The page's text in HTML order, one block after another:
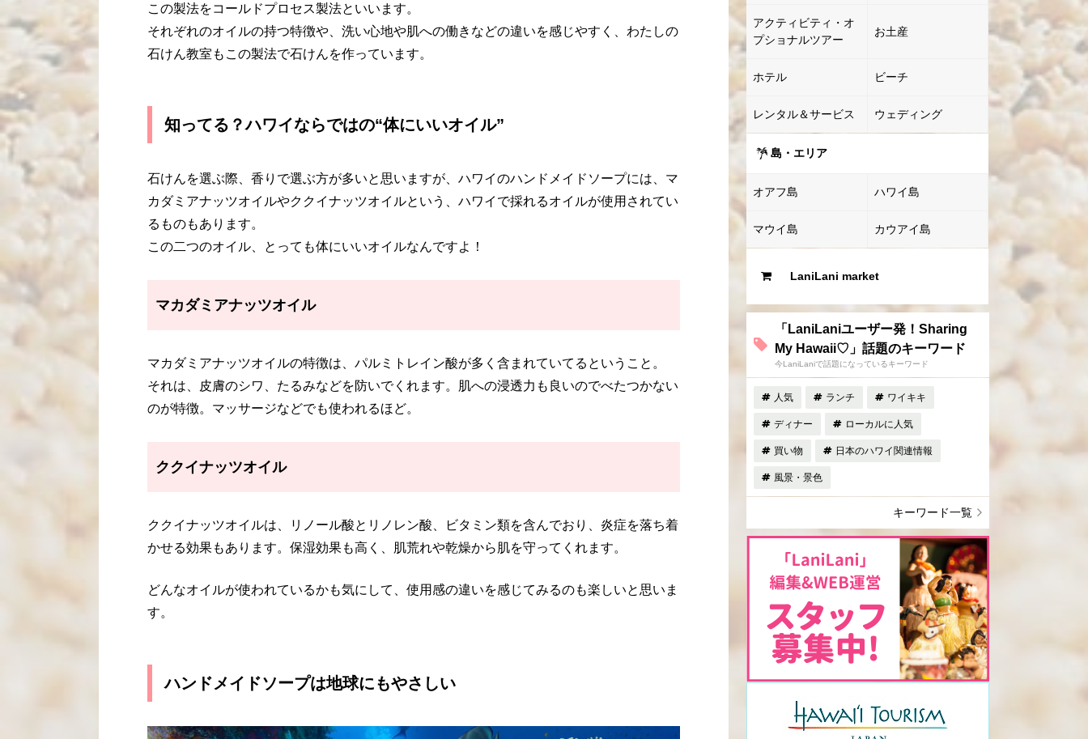
この製法をコールドプロセス製法といいます。
それぞれのオイルの持つ特徴や、洗い心地や肌への働きなどの違いを感じやすく、わたしの
石けん教室もこの製法で石けんを作っています。
知ってる？ハワイならではの“体にいいオイル”
石けんを選ぶ際、香りで選ぶ方が多いと思いますが、ハワイのハンドメイドソープには、マ
カダミアナッツオイルやククイナッツオイルという、ハワイで採れるオイルが使用されてい
るものもあります。
この二つのオイル、とっても体にいいオイルなんですよ！
マカダミアナッツオイル
マカダミアナッツオイルの特徴は、パルミトレイン酸が多く含まれていてるということ。
それは、皮膚のシワ、たるみなどを防いでくれます。肌への浸透力も良いのでべたつかない
のが特徴。マッサージなどでも使われるほど。
ククイナッツオイル
ククイナッツオイルは、リノール酸とリノレン酸、ビタミン類を含んでおり、炎症を落ち着
かせる効果もあります。保湿効果も高く、肌荒れや乾燥から肌を守ってくれます。
どんなオイルが使われているかも気にして、使用感の違いを感じてみるのも楽しいと思いま
す。
ハンドメイドソープは地球にもやさしい
アクティビティ・オ
プショナルツアー
お土産
ホテル ビーチ
レンタル＆サービス ウェディング
島・エリア
オアフ島 ハワイ島
マウイ島 カウアイ島
LaniLani market
「LaniLaniユーザー発！Sharing
My Hawaii♡」話題のキーワード
今LaniLaniで話題になっているキーワード
人気 ランチ ワイキキ
ディナー ローカルに人気
買い物 日本のハワイ関連情報
風景・景色
キーワード一覧